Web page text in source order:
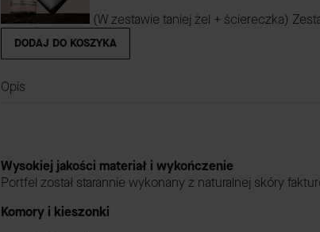
(W zestawie taniej żel + ściereczka)
DODAJ DO KOSZYKA
Opis
Wysokiej jakości materiał i wykończenie
Portfel został starannie wykonany z naturalnej skóry
Komory i kieszonki